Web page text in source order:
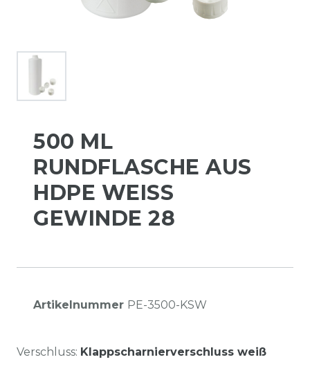
500 ML
RUNDFLASCHE AUS
HDPE WEISS G
EWINDE 28
Artikelnummer PE-3500-KSW
Verschluss: Klappscharnierverschluss weiß